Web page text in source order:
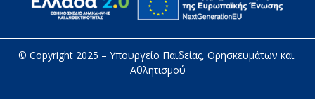
© Copyright 2025 – Υπουργείο Παιδείας, Θρησκευμάτων και
Αθλητισμού